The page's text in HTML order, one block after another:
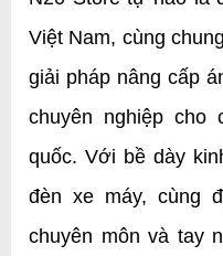
Việt Nam, cùng
giải pháp nâng cấp
chuyên nghiệp cho
quốc. Với bề dày
đèn xe máy, cùng
chuyên môn và tay